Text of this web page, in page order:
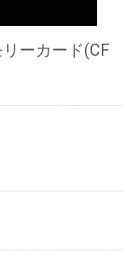
ーカード(CF